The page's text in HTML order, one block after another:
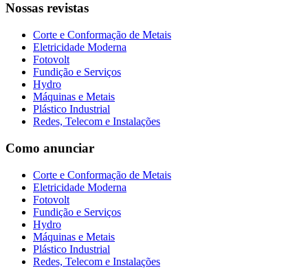
Nossas revistas
Corte e Conformação de Metais
Eletricidade Moderna
Fotovolt
Fundição e Serviços
Hydro
Máquinas e Metais
Plástico Industrial
Redes, Telecom e Instalações
Como anunciar
Corte e Conformação de Metais
Eletricidade Moderna
Fotovolt
Fundição e Serviços
Hydro
Máquinas e Metais
Plástico Industrial
Redes, Telecom e Instalações